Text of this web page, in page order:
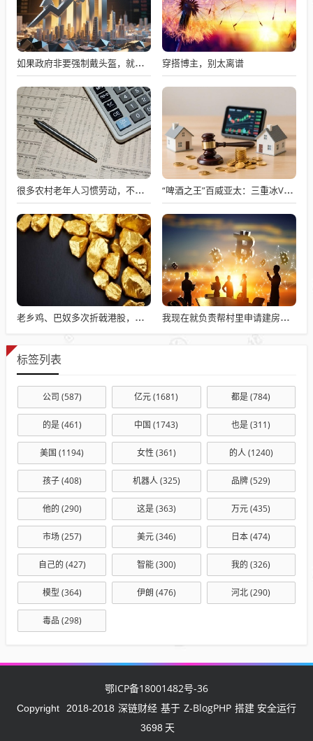
如果政府非要强制戴头盔，就得先让电动自行车有个放头盔的地方 穿搭博主，别太离谱
很多农村老年人习惯劳动，不劳动就会闲出病来 “啤酒之王”百威亚太：三重冰VS三把火，新帅程衍俊的破局大考
老乡鸡、巴奴多次折戟港股，餐饮上市变难了吗？ 我现在就负责帮村里申请建房的工作，现在村里不是盖不起，是没地没指标！
标签列表
公司 (587) 亿元(1681) 都是(784)
的是(461) 中国 (1743) 也是(311)
美国 (1194) 女性 (361) 的人(1240)
孩子(408) 机器人(325) 品牌(529)
他的 (290) 这是(363) 万元(435)
市场(257) 美元(346) 日本(474)
自己的 (427) 智能(300) 我的 (326)
模型 (364) 伊朗 (476) 河北(290)
毒品 (298)
鄂ICP备18001482号-36
Copyright 2018-2018 深链财经 基于 Z-BlogPHP 搭建 安全运行
3698 天